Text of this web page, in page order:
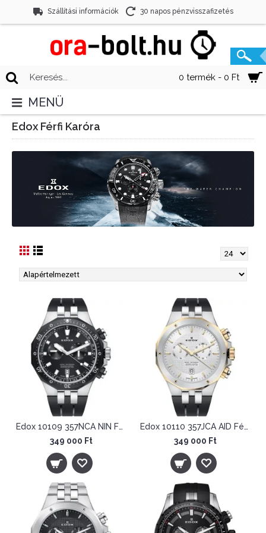
Szállítási információk 30 napos pénzvisszafizetés
0 termék - 0 Ft
MENÜ
Edox Férfi Karóra
Edox 10109 357NCA NIN Férfi Karóra - Delfin Chronograph
349 000 Ft
Edox 10110 357JCA AID Férfi Karóra - Delfin Chronograph
349 000 Ft